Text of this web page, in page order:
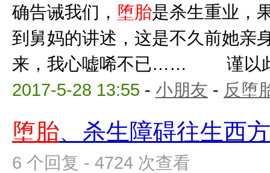
确告诫我们， 堕胎是杀生重业，
到舅妈的讲述，这是不久前她亲
来，我心嘘唏不已…… 谨以此
2017-5-28 13:55 - 小朋友 - 反堕
堕胎、杀生障碍往生西
6 个回复 - 4724 次查看